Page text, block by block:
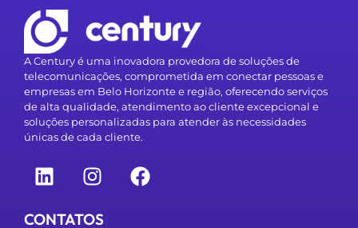
A Century é uma inovadora provedora de soluções de
telecomunicações, comprometida em conectar pessoas e
empresas em Belo Horizonte e região, oferecendo serviços
de alta qualidade, atendimento ao cliente excepcional e
soluções personalizadas para atender às necessidades
únicas de cada cliente.
CONTATOS